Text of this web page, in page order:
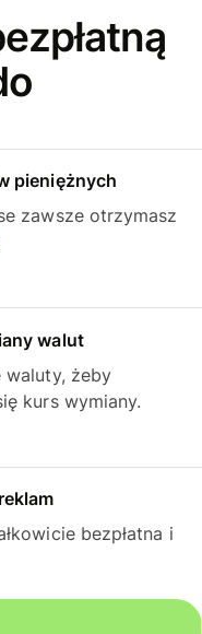
pieniężnych
zawsze otrzymasz
walut
waluty, żeby
kurs wymiany.
bezpłatna i